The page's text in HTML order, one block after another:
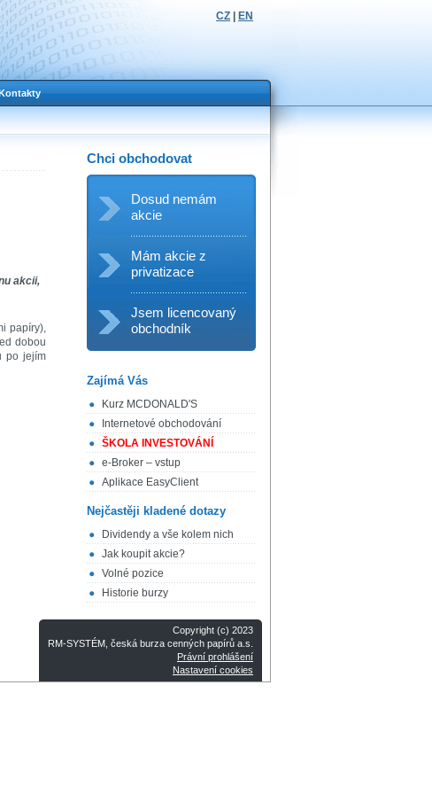
CZ EN
akcii,
papíry),
dobou
po jejím
Chci obchodovat
Dosud nemám
akcie
Mám akcie z
privatizace
Jsem licencovaný
obchodník
Zajímá Vás
Kurz MCDONALD'S
Internetové obchodování
ŠKOLA INVESTOVÁNÍ
e-Broker – vstup
Aplikace EasyClient
Nejčastěji kladené dotazy
Dividendy a vše kolem nich
Jak koupit akcie?
Volné pozice
Historie burzy
Copyright (c) 2023
RM-SYSTÉM, česká burza cenných papírů a.s.
Právní prohlášení
Nastavení cookies